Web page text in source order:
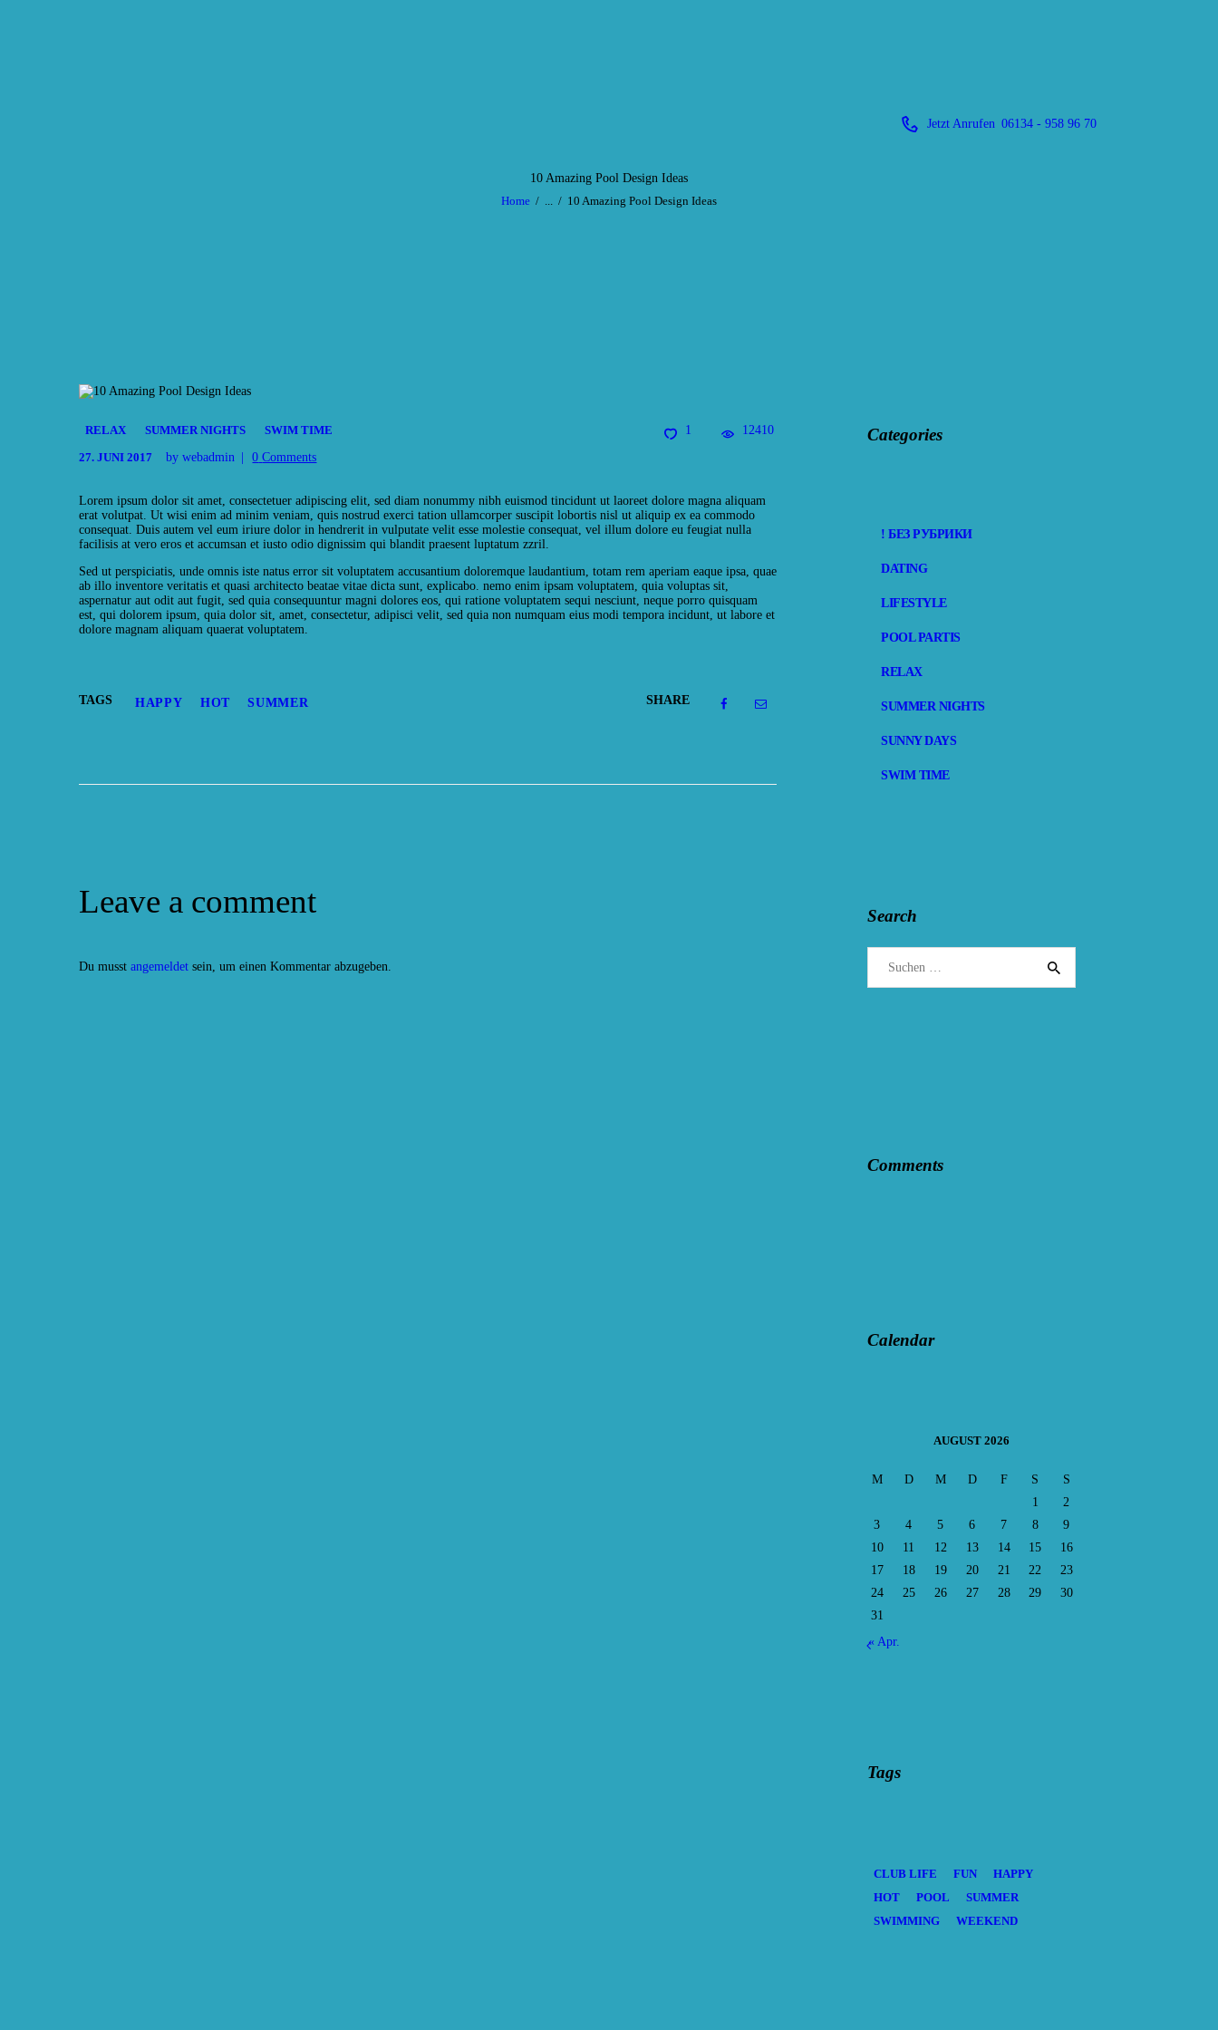
Jetzt Anrufen 06134 - 958 96 70
10 Amazing Pool Design Ideas
Home
10 Amazing Pool Design Ideas
CONTACT
RELAX SUMMER NIGHTS SWIM TIME 1
12410
27. JUNI 2017
by webadmin 0 Comments
Lorem ipsum dolor sit amet, consectetuer adipiscing elit, sed diam nonummy nibh euismod tincidunt ut laoreet dolore magna aliquam
erat volutpat. Ut wisi enim ad minim veniam, quis nostrud exerci tation ullamcorper suscipit lobortis nisl ut aliquip ex ea commodo
consequat. Duis autem vel eum iriure dolor in hendrerit in vulputate velit esse molestie consequat, vel illum dolore eu feugiat nulla
facilisis at vero eros et accumsan et iusto odio dignissim qui blandit praesent luptatum zzril.
Sed ut perspiciatis, unde omnis iste natus error sit voluptatem accusantium doloremque laudantium, totam rem aperiam eaque ipsa, quae
ab illo inventore veritatis et quasi architecto beatae vitae dicta sunt, explicabo. nemo enim ipsam voluptatem, quia voluptas sit,
aspernatur aut odit aut fugit, sed quia consequuntur magni dolores eos, qui ratione voluptatem sequi nesciunt, neque porro quisquam
est, qui dolorem ipsum, quia dolor sit, amet, consectetur, adipisci velit, sed quia non numquam eius modi tempora incidunt, ut labore et
dolore magnam aliquam quaerat voluptatem.
TAGS HAPPY HOT SUMMER SHARE
Leave a comment
Du musst angemeldet sein, um einen Kommentar abzugeben.
Categories
! БЕЗ РУБРИКИ
DATING
LIFESTYLE
POOL PARTIS
RELAX
SUMMER NIGHTS
SUNNY DAYS
SWIM TIME
Search
nach:
Comments
Calendar
AUGUST 2026
M D M D F S
S
1
2
3
4 5 6 7 8
9
10
11 12 13 14 15
16
17
18 19 20 21 22
23
24
25 26 27 28 29
30
31
« Apr.
Tags
CLUB LIFE FUN
HAPPY
HOT
POOL
SUMMER
SWIMMING
WEEKEND